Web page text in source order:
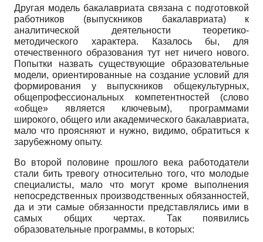
Другая модель бакалавриата связана с подготовкой
работников (выпускников бакалавриата) к
аналитической деятельности теоретико-
методического характера. Казалось бы, для
отечественного образования тут нет ничего нового.
Попытки назвать существующие образовательные
модели, ориентированные на создание условий для
формирования у выпускников общекультурных,
общепрофессиональных компетентностей (слово
«обще» является ключевым), программами
широкого, общего или академического бакалавриата,
мало что проясняют и нужно, видимо, обратиться к
зарубежному опыту.
Во второй половине прошлого века работодатели
стали бить тревогу относительно того, что молодые
специалисты, мало что могут кроме выполнения
непосредственных производственных обязанностей,
да и эти самые обязанности представлялись ими в
самых общих чертах. Так появились
образовательные программы, в которых: